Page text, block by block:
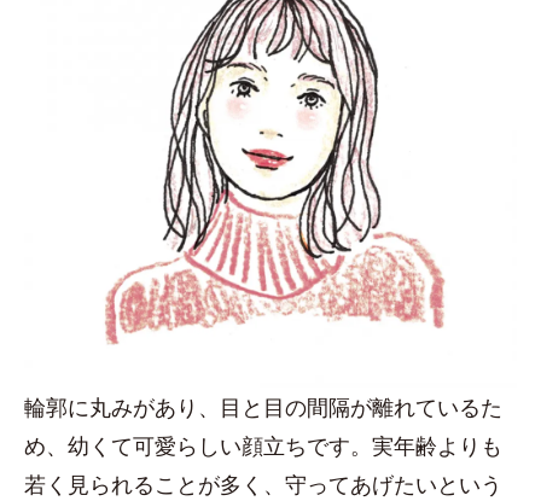
輪郭に丸みがあり、目と目の間隔が離れているた
め、幼くて可愛らしい顔立ちです。実年齢よりも
若く見られることが多く、守ってあげたいという